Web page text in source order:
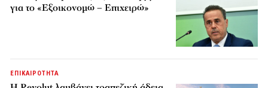
για το «Εξοικονομώ – Επιχειρώ»
ΕΠΙΚΑΙΡΟΤΗΤΑ